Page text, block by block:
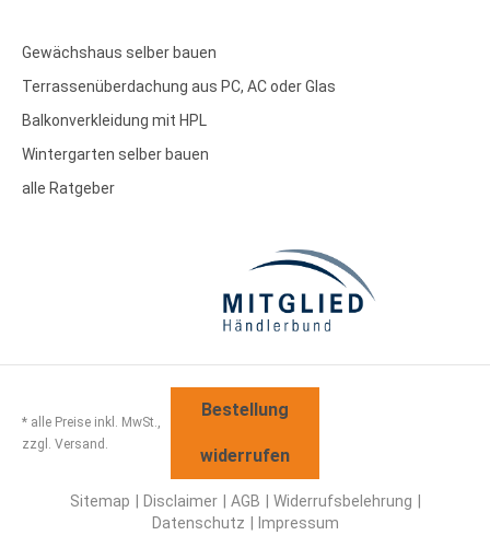
Gewächshaus selber bauen
Terrassenüberdachung aus PC, AC oder Glas
Balkonverkleidung mit HPL
Wintergarten selber bauen
alle Ratgeber
* alle Preise inkl. MwSt.,
zzgl. Versand.
Bestellung
widerrufen
Sitemap Disclaimer AGB
Widerrufsbelehrung
Datenschutz
Impressum